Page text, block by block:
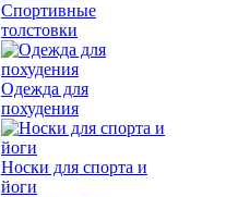
Спортивные
толстовки
Одежда для
похудения
Носки для спорта и
йоги